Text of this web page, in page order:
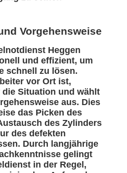
Vorgehensweise
Heggen
und effizient, um
schnell zu lösen.
vor Ort ist,
Situation und wählt
aus. Dies
das Picken des
des Zylinders
des defekten
Durch langjährige
gelingt
in der Regel,